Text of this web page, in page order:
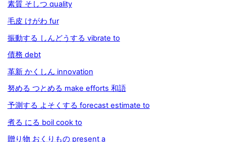
素質 そしつ quality
毛皮 けがわ fur
振動する しんどうする vibrate to
債務 debt
革新 かくしん innovation
努める つとめる make efforts 和語
予測する よそくする forecast estimate to
煮る にる boil cook to
贈り物 おくりもの present a